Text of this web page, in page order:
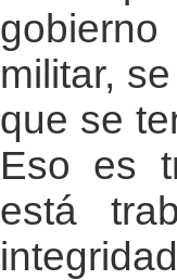
militar,
que se
Eso es
está